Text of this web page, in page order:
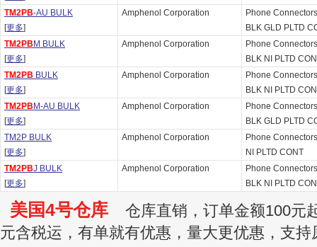
TM2PB-AU BULK
[更多]
Amphenol Corporation
Phone
BLK GLD PLTD
TM2PB M BULK
[更多]
Amphenol Corporation
Phone
BLK NI PLTD
TM2PB BULK
[更多]
Amphenol Corporation
Phone
BLK NI PLTD
TM2PB M-AU BULK
[更多]
Amphenol Corporation
Phone
BLK GLD PLTD
TM2P BULK
[更多]
Amphenol Corporation
Phone
NI PLTD CONT
TM2PBJ BULK
[更多]
Amphenol Corporation
Phone
BLK NI PLTD
美国4号仓库 仓库直销，订单金额100元
元含税运，有单就有优惠，量大更优惠，支持